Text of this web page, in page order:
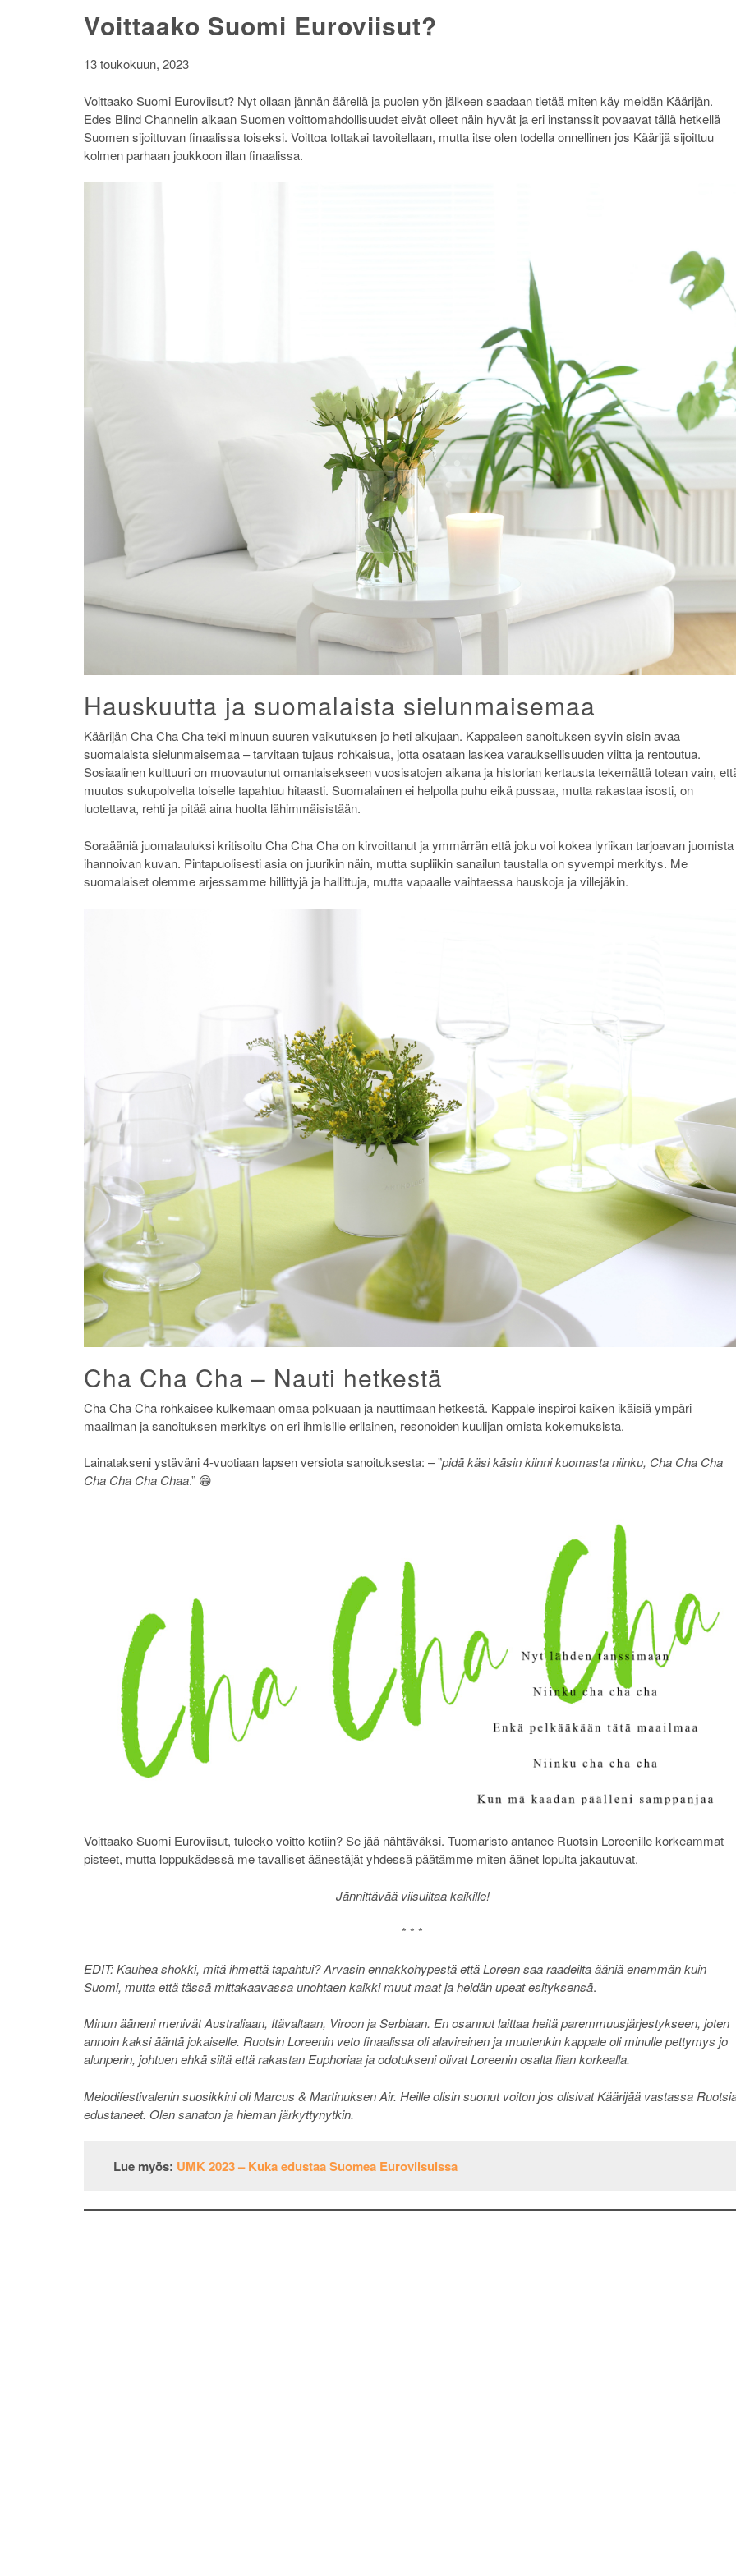
Voittaako Suomi Euroviisut?
13 toukokuun, 2023
Voittaako Suomi Euroviisut? Nyt ollaan jännän äärellä ja puolen yön jälkeen saadaan tietää miten käy meidän Käärijän.
Edes Blind Channelin aikaan Suomen voittomahdollisuudet eivät olleet näin hyvät ja eri instanssit povaavat tällä hetkellä
Suomen sijoittuvan finaalissa toiseksi. Voittoa tottakai tavoitellaan, mutta itse olen todella onnellinen jos Käärijä sijoittuu
kolmen parhaan joukkoon illan finaalissa.
Hauskuutta ja suomalaista sielunmaisemaa
Käärijän Cha Cha Cha teki minuun suuren vaikutuksen jo heti alkujaan. Kappaleen sanoituksen syvin sisin avaa
suomalaista sielunmaisemaa – tarvitaan tujaus rohkaisua, jotta osataan laskea varauksellisuuden viitta ja rentoutua.
Sosiaalinen kulttuuri on muovautunut omanlaisekseen vuosisatojen aikana ja historian kertausta tekemättä totean vain,
muutos sukupolvelta toiselle tapahtuu hitaasti. Suomalainen ei helpolla puhu eikä pussaa, mutta rakastaa isosti, on
luotettava, rehti ja pitää aina huolta lähimmäisistään.
Soraääniä juomalauluksi kritisoitu Cha Cha Cha on kirvoittanut ja ymmärrän että joku voi kokea lyriikan tarjoavan juomista
ihannoivan kuvan. Pintapuolisesti asia on juurikin näin, mutta supliikin sanailun taustalla on syvempi merkitys. Me
suomalaiset olemme arjessamme hillittyjä ja hallittuja, mutta vapaalle vaihtaessa hauskoja ja villejäkin.
Cha Cha Cha – Nauti hetkestä
Cha Cha Cha rohkaisee kulkemaan omaa polkuaan ja nauttimaan hetkestä. Kappale inspiroi kaiken ikäisiä ympäri
maailman ja sanoituksen merkitys on eri ihmisille erilainen, resonoiden kuulijan omista kokemuksista.
Lainatakseni ystäväni 4-vuotiaan lapsen versiota sanoituksesta: – ”pidä käsi käsin kiinni kuomasta niinku, Cha Cha Cha
Cha Cha Cha Chaa.” 😁
Voittaako Suomi Euroviisut, tuleeko voitto kotiin? Se jää nähtäväksi. Tuomaristo antanee Ruotsin Loreenille korkeammat
pisteet, mutta loppukädessä me tavalliset äänestäjät yhdessä päätämme miten äänet lopulta jakautuvat.
Jännittävää viisuiltaa kaikille!
* * *
EDIT: Kauhea shokki, mitä ihmettä tapahtui? Arvasin ennakkohypestä että Loreen saa raadeilta ääniä enemmän kuin
Suomi, mutta että tässä mittakaavassa unohtaen kaikki muut maat ja heidän upeat esityksensä.
Minun ääneni menivät Australiaan, Itävaltaan, Viroon ja Serbiaan. En osannut laittaa heitä paremmuusjärjestykseen, joten
annoin kaksi ääntä jokaiselle. Ruotsin Loreenin veto finaalissa oli alavireinen ja muutenkin kappale oli minulle pettymys jo
alunperin, johtuen ehkä siitä että rakastan Euphoriaa ja odotukseni olivat Loreenin osalta liian korkealla.
Melodifestivalenin suosikkini oli Marcus & Martinuksen Air. Heille olisin suonut voiton jos olisivat Käärijää vastassa
edustaneet. Olen sanaton ja hieman järkyttynytkin.
Lue myös: UMK 2023 – Kuka edustaa Suomea Euroviisuissa